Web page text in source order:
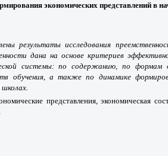
экономических представлений в
результаты исследования
дана на основе критериев
системы: по содержанию, по формам
обучения, а также по динамике
школах.
представления, экономическая